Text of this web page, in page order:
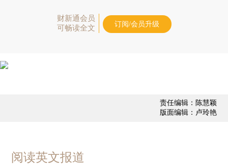
财新通会员
可畅读全文
订阅/会员升级
责任编辑：陈慧颖
版面编辑：卢玲艳
阅读英文报道